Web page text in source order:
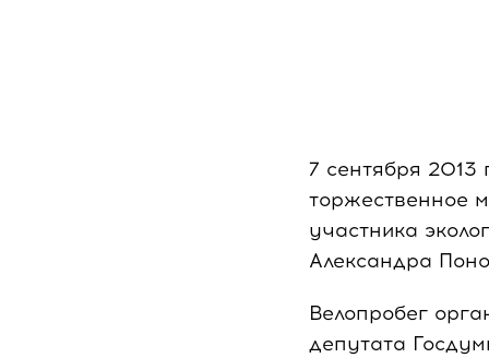
7 сентября 2013
торжественное
участника
Александра
Велопробег
депутата